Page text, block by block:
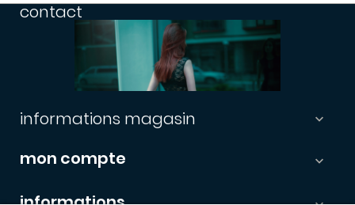
contact
informations magasin 
mon compte 